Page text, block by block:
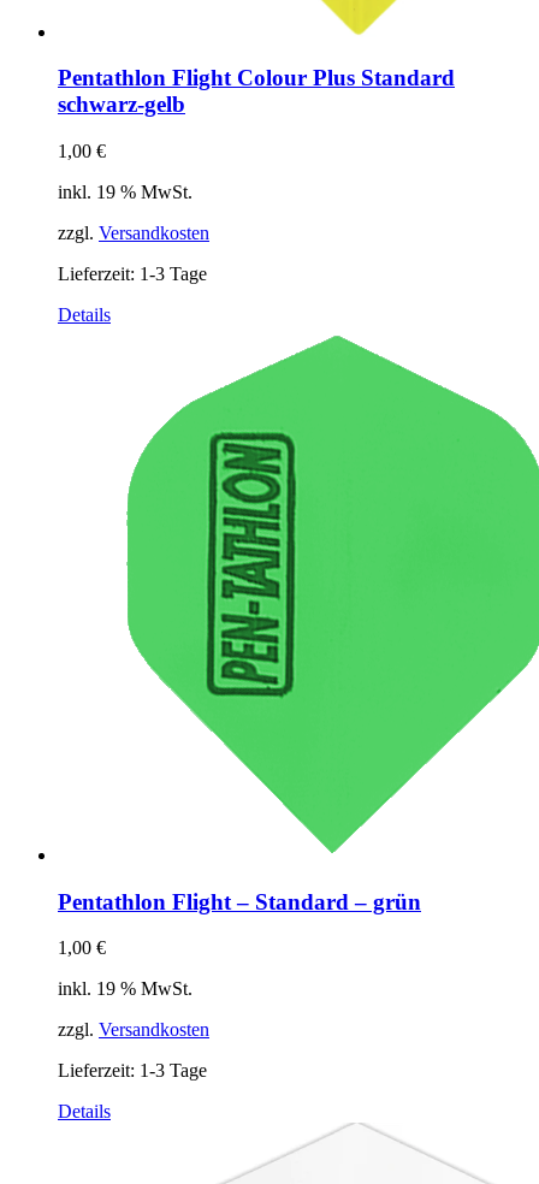
Pentathlon Flight Colour Plus Standard
schwarz-gelb
1,00 €
inkl. 19 % MwSt.
zzgl. Versandkosten
Lieferzeit: 1-3 Tage
Details
Pentathlon Flight – Standard – grün
1,00 €
inkl. 19 % MwSt.
zzgl. Versandkosten
Lieferzeit: 1-3 Tage
Details